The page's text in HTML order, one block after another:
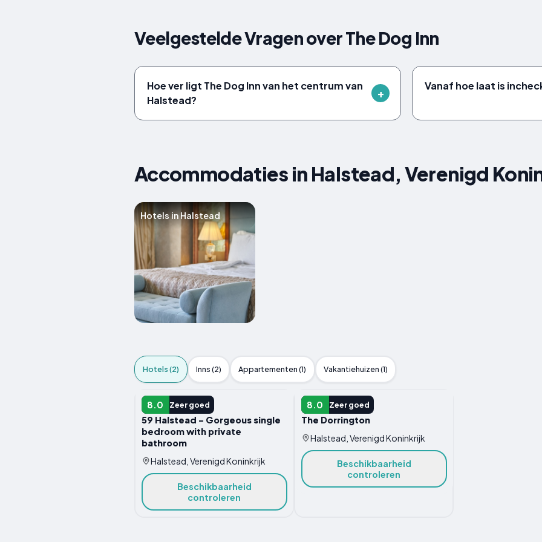
Veelgestelde Vragen over The Dog Inn
Hoe ver ligt The Dog Inn van het centrum van
Halstead?
Vanaf hoe laat is
Accommodaties in Halstead, Verenigd
Hotels in Halstead
Hotels (2) Inns (2) Appartementen (1) Vakantiehuizen (1)
8.0 Zeer goed
HOTEL
59 Halstead - Gorgeous single
bedroom with private
bathroom
Halstead, Verenigd Koninkrijk
Beschikbaarheid
controleren
8.0 Zeer goed
HOTEL
The Dorrington
Halstead, Verenigd Koninkrijk
Beschikbaarheid
controleren